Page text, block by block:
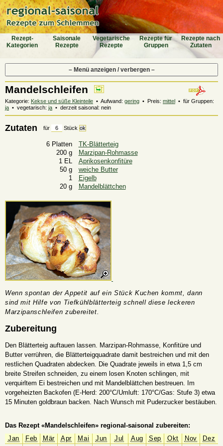
Rezept-
Katego­rien
Saiso­nale
Rezepte
Vegeta­rische
Rezepte
Rezepte für
Gruppen
Rezepte nach
Zutaten
– Menü anzeigen / verbergen –
Mandelschleifen
Kategorie: Kekse und süße Kleinteile • Aufwand: gering • Preis: mittel
• für Gruppen:
ja • vegetarisch: ja • derzeit saisonal: nein
Zutaten für Stück
6 Platten
TK-Blätterteig
200 g
Marzipan-Rohmasse
1 EL
Aprikosenkonfitüre
50 g
weiche Butter
1
Eigelb
20 g
Mandelblättchen
Wenn spontan der Appetit auf ein Stück Kuchen kommt, dann
sind mit Hilfe von Tiefkühlblätterteig schnell diese leckeren
Marzipanschleifen zubereitet.
Zubereitung
Den Blätterteig auftauen lassen. Marzipan-Rohmasse, Konfitüre und
Butter verrühren, die Blätterteigquadrate damit bestreichen und mit den
restlichen Quadraten abdecken. Die Quadrate jeweils in etwa 1,5 cm
breite Streifen schneiden, zu einem losen Knoten schlingen, mit
verquirltem Ei bestreichen und mit Mandelblättchen bestreuen. Im
vorgeheizten Backofen (E-Herd: 200°C/Umluft: 170°C/Gas: Stufe 3) etwa
15 Minuten goldbraun backen. Nach Wunsch mit Puderzucker bestäuben.
Das Rezept «Mandelschleifen» regional-saisonal zubereiten:
Jan
Feb Mär Apr Mai Jun Jul Aug Sep Okt Nov Dez